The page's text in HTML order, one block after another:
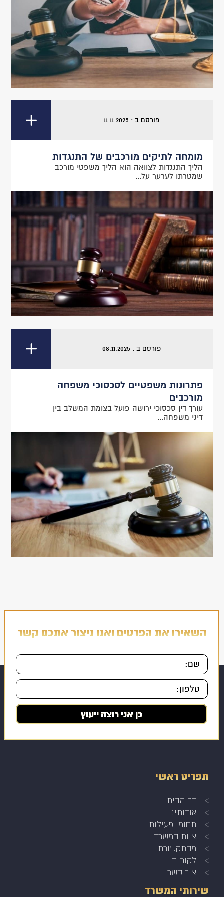
פורסם ב : 11.11.2025
מומחה לתיקים מורכבים של התנגדות
הליך התנגדות לצוואה הוא הליך משפטי מורכב
שמטרתו לערער על...
פורסם ב : 08.11.2025
פתרונות משפטיים לסכסוכי משפחה
מורכבים
עורך דין סכסוכי ירושה פועל בצומת המשלב בין
דיני משפחה...
השאירו את הפרטים ואנו ניצור אתכם קשר
תפריט ראשי
דף הבית
אודותינו
תחומי פעילות
צוות המשרד
מהתקשורת
לקוחות
צור קשר
שירותי המשרד